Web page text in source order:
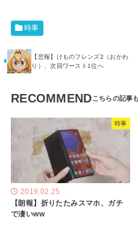
時事
【悲報】けものフレンズ2（おかわ
り）、次回ワースト1位へ
RECOMMEND
時事
2019.02.25
【朗報】折りたたみスマホ、ガチ
で凄いww